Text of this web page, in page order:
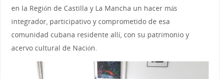
en la Región de Castilla y La Mancha un hacer más
integrador, participativo y comprometido de esa
comunidad cubana residente allí, con su patrimonio y
acervo cultural de Nación.